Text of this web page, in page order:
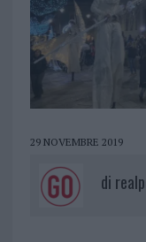
29 NOVEMBRE 2019
di